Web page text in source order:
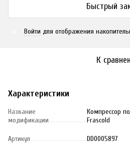
Быстрый
Войти для отображения
К
Характеристики
Название
модификации
Компрессор
Frascold
Артикул DD0005897